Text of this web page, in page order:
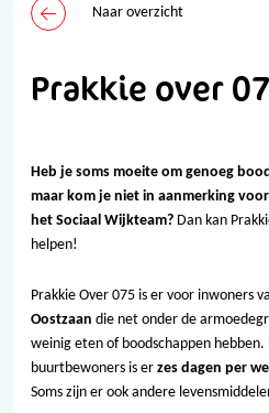
Naar overzicht
Prakkie over
Heb je soms moeite om genoeg
maar kom je niet in aanmerking
het Sociaal Wijkteam? Dan kan
helpen!
Prakkie Over 075 is er voor inwoners
Oostzaan die net onder de
weinig eten of boodschappen hebben.
buurtbewoners is er zes dagen per
Soms zijn er ook andere